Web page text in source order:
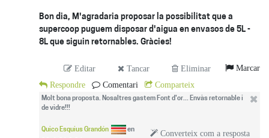
Bon dia, M'agradaria proposar la possibilitat que a
supercoop puguem disposar d'aigua en envasos de 5L -
8L que siguin retornables. Gràcies!
Editar Tancar Eliminar
Marcar
Respondre
Comentari Comparteix
Molt bona proposta. Nosaltres gastem Font d'or... Envàs retornable i
de vidre!!!
Converteix com a resposta
Quico Esquius Grandón
en